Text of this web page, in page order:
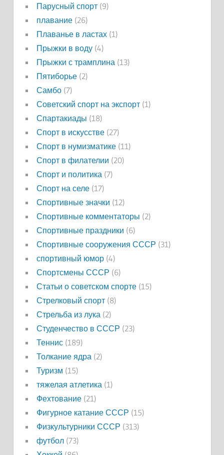
Парусный спорт(9)
плавание(26)
Плаванье в ластах(1)
Прыжки в воду(4)
Прыжки с трамплина(13)
Пятиборье(2)
Самбо(7)
Советский спорт на экспорт(1)
Спартакиады (18)
Спорт в искусстве(27)
Спорт в нумизматике(11)
Спорт в филателии (20)
Спорт и политика(7)
Спорт на селе(17)
Спортивные значки (12)
Спортивные комментаторы (2)
Спортивные праздники (6)
Спортивные сооружения СССР (31)
спортивный юмор(4)
Спортсмены СССР (6)
Статьи о советском спорте(15)
Стрелковый спорт(8)
Стрельба из лука(2)
Студенчество в СССР (23)
Теннис(189)
Толкание ядра(2)
Туризм (15)
тяжелая атлетика(1)
Фехтование(21)
Фигурное катание СССР (15)
Физкультурники СССР (313)
футбол(73)